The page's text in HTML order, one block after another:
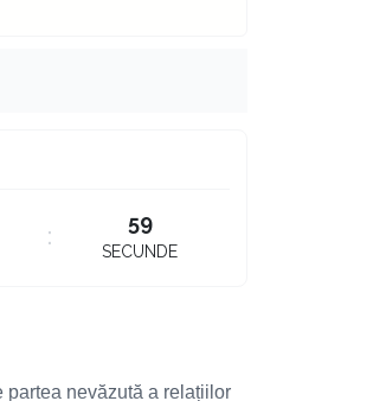
58
SECUNDE
partea nevăzută a relațiilor